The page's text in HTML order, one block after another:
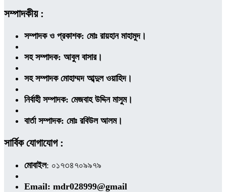
সম্পাদকীয় :
সম্পাদক ও প্রকাশক: মোঃ রায়হান মাহামুদ।
সহ সম্পাদক: আবুল বাসার।
সহ সম্পাদক মোহাম্মদ আব্দুল ওয়াহিদ।
নির্বাহী সম্পাদক: মেজবাহ উদ্দিন মাসুম।
বার্তা সম্পাদক: মোঃ রবিউল আলম।
সার্বিক যোগাযোগ :
মোবাইল: ০১৭৩৪৭০৯৯৭৯
Email: mdr028999@gmail